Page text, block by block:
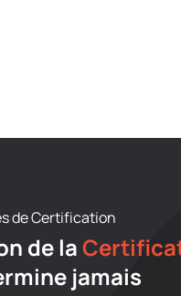
de Certification
de la
jamais